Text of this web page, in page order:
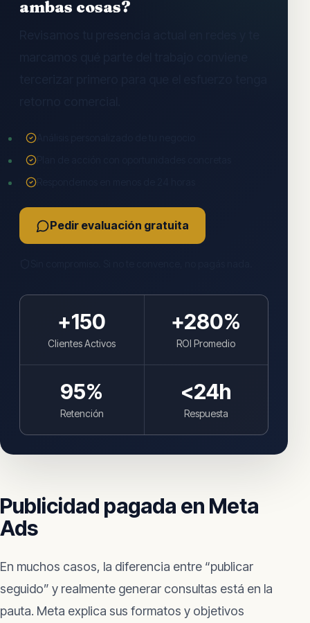
ambas cosas?
Análisis personalizado de tu negocio
Plan de acción con oportunidades concretas
Respondemos en menos de 24 horas
Pedir evaluación gratuita
+150
Clientes Activos
+280%
ROI Promedio
95%
Retención
<24h
Respuesta
Publicidad pagada en Meta
Ads
En muchos casos, la diferencia entre “publicar
seguido” y realmente generar consultas está en la
pauta. Meta explica sus formatos y objetivos